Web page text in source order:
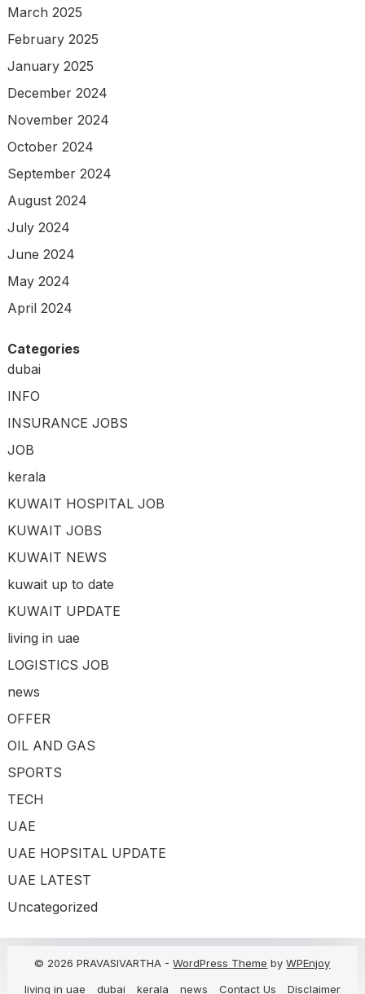
March 2025
February 2025
January 2025
December 2024
November 2024
October 2024
September 2024
August 2024
July 2024
June 2024
May 2024
April 2024
Categories
dubai
INFO
INSURANCE JOBS
JOB
kerala
KUWAIT HOSPITAL JOB
KUWAIT JOBS
KUWAIT NEWS
kuwait up to date
KUWAIT UPDATE
living in uae
LOGISTICS JOB
news
OFFER
OIL AND GAS
SPORTS
TECH
UAE
UAE HOPSITAL UPDATE
UAE LATEST
Uncategorized
© 2026 PRAVASIVARTHA -WordPress Theme byWPEnjoy
living in uae
dubai kerala news Contact Us Disclaimer